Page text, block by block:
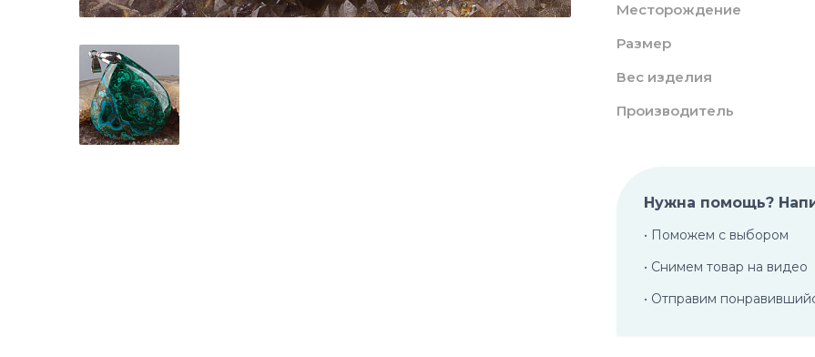
Месторождение
Размер
Вес изделия
Производитель
Нужна помощь?
• Поможем с выбором
• Снимем товар на видео
• Отправим